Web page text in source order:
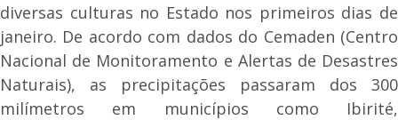
diversas culturas no Estado nos primeiros dias de
janeiro. De acordo com dados do Cemaden (Centro
Nacional de Monitoramento e Alertas de Desastres
Naturais), as precipitações passaram dos 300
milímetros em municípios como Ibirité,